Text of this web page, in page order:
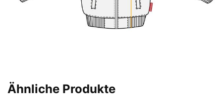
Ähnliche Produkte